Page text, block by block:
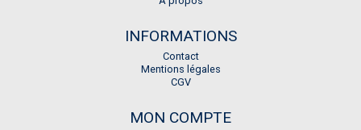
INFORMATIONS
Contact
Mentions légales
CGV
MON COMPTE